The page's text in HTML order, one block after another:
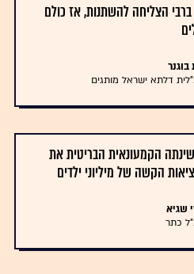
הצליחה להשתנות, אז כולם
בוגנר
דלתא ישראל מותגים
הקמעונאית הבריטית את
הקשה של מיליוני ילדים
שגיא
כתר